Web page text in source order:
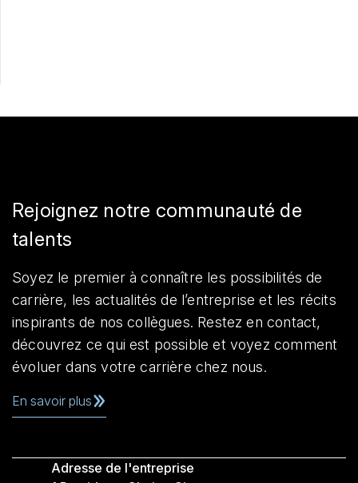
Rejoignez notre communauté de
talents
Soyez le premier à connaître les possibilités de
carrière, les actualités de l’entreprise et les récits
inspirants de nos collègues. Restez en contact,
découvrez ce qui est possible et voyez comment
évoluer dans votre carrière chez nous.
En savoir plus
Adresse de l'entreprise